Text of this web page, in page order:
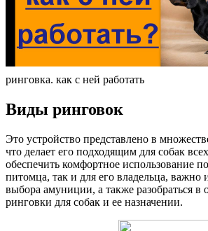
ринговка. как с ней работать
Виды ринговок
Это устройство представлено в
что делает его подходящим для собак
обеспечить комфортное использование
питомца, так и для его владельца, важно
выбора амуниции, а также разобраться в
ринговки для собак и ее назначении.